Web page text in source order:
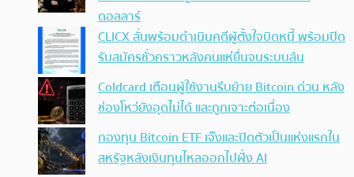
ดอลลาร์
CLICX ลั่นพร้อมดำเนินคดีผู้ตั้งใจบิดหนี้ พร้อมปิด
รับสมัครชั่วคราวหลังคนแห่ยื่นจนระบบล้น
Coldcard เตือนผู้ใช้งานรีบย้าย Bitcoin ด่วน หลัง
ช่องโหว่ยังอุดไม่ได้ และถูกเจาะต่อเนื่อง
กองทุน Bitcoin ETF เจ๊งและปิดตัวเป็นแห่งแรกใน
สหรัฐหลังเงินทุนไหลออกไปฝั่ง AI